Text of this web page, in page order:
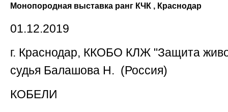
Монопородная выставка ранг КЧК , Краснодар
01.12.2019
г. Краснодар, ККОБО КЛЖ "Защита
судья Балашова Н. (Россия)
КОБЕЛИ